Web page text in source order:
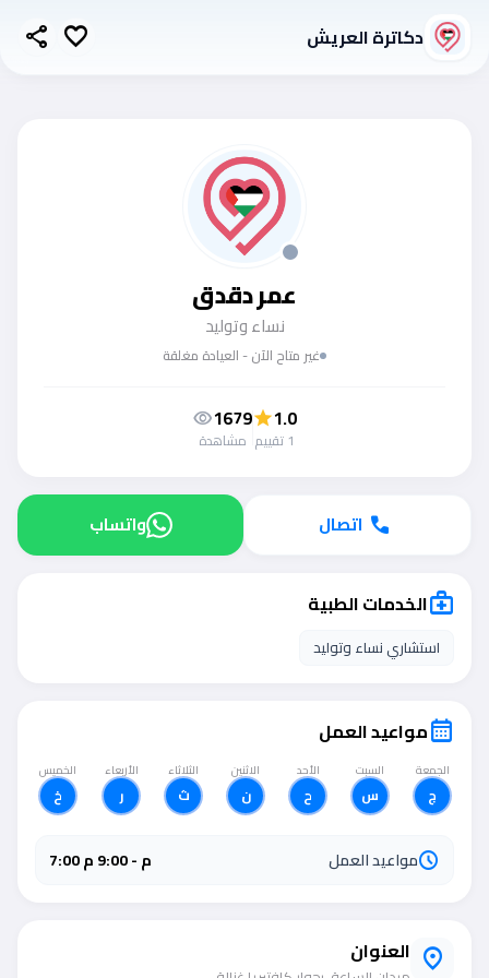
دكاترة العريش favorite
share
عمر دقدق
نساء وتوليد
غير متاح الآن - العيادة مغلقة
1.0
star
1 تقييم
1679
visibility
مشاهدة
call اتصال واتساب
medical_servicesالخدمات الطبية
استشاري نساء وتوليد
calendar_monthمواعيد العمل
الجمعة
ج
السبت
س
الأحد
ح
الاثنين
ن
الثلاثاء
ث
الأربعاء
ر
الخميس
خ
scheduleمواعيد العمل 7:00 م - 9:00 م
location_on العنوان